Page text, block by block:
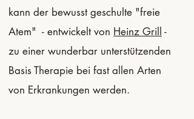
kann der bewusst geschulte "freie
Atem" - entwickelt von Heinz Grill -
zu einer wunderbar unterstützenden
Basis Therapie bei fast allen Arten
von Erkrankungen werden.